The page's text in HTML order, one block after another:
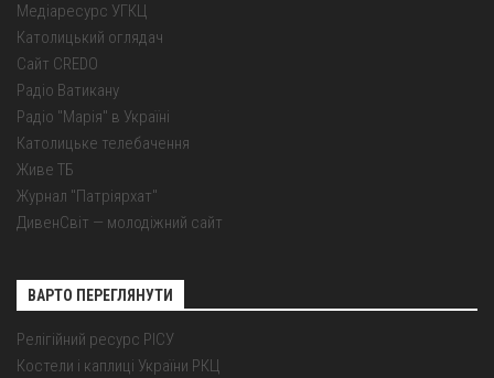
Медіаресурс УГКЦ
Католицький оглядач
Сайт CREDO
Радіо Ватикану
Радіо "Марія" в Україні
Католицьке телебачення
Живе ТБ
Журнал "Патріярхат"
ДивенСвіт — молодіжний сайт
ВАРТО ПЕРЕГЛЯНУТИ
Релігійний ресурс РІСУ
Костели і каплиці України РКЦ